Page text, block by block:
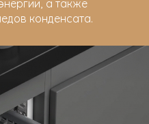
конденсата.